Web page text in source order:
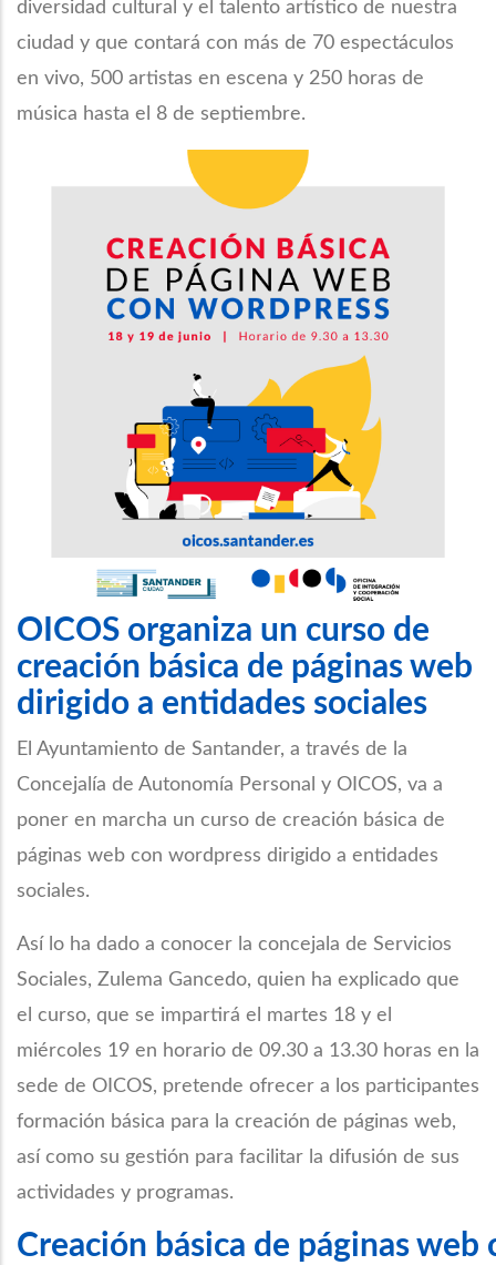
diversidad cultural y el talento artístico de nuestra
ciudad y que contará con más de 70 espectáculos
en vivo, 500 artistas en escena y 250 horas de
música hasta el 8 de septiembre.
OICOS organiza un curso de
creación básica de páginas web
dirigido a entidades sociales
El Ayuntamiento de Santander, a través de la
Concejalía de Autonomía Personal y OICOS, va a
poner en marcha un curso de creación básica de
páginas web con wordpress dirigido a entidades
sociales.
Así lo ha dado a conocer la concejala de Servicios
Sociales, Zulema Gancedo, quien ha explicado que
el curso, que se impartirá el martes 18 y el
miércoles 19 en horario de 09.30 a 13.30 horas en la
sede de OICOS, pretende ofrecer a los participantes
formación básica para la creación de páginas web,
así como su gestión para facilitar la difusión de sus
actividades y programas.
Creación básica de páginas web